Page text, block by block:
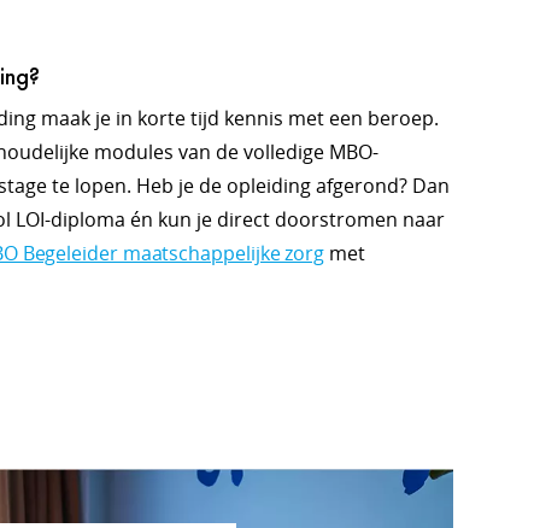
maak je in korte tijd kennis met een beroep.
modules van de volledige MBO-
te lopen. Heb je de opleiding afgerond? Dan
LOI-diploma én kun je direct doorstromen naar
Begeleider maatschappelijke zorg met